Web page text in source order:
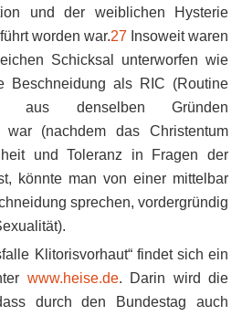
und der weiblichen Hysterie
worden war.27 Insoweit waren
Schicksal unterworfen wie
Beschneidung als RIC (Routine
aus denselben Gründen
war (nachdem das Christentum
und Toleranz in Fragen der
könnte man von einer mittelbar
sprechen, vordergründig
Klitorisvorhaut“ findet sich ein
www.heise.de. Darin wird die
durch den Bundestag auch